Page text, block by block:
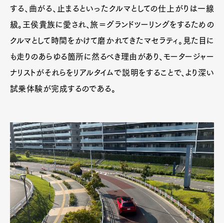
する、曲がる、止まるといったクルマとしての仕上がりは一線
級。王侯貴族に愛され、旅＝グランドツーリングをするための
クルマとして時間をかけて磨かれてきたマセラティ。見た目に
も走りのあらゆる箇所に然るべき理由があり、モータージャー
ナリストがそれらをリアルタイムで説明をすることで、より深い
試乗体験が完成するのである。